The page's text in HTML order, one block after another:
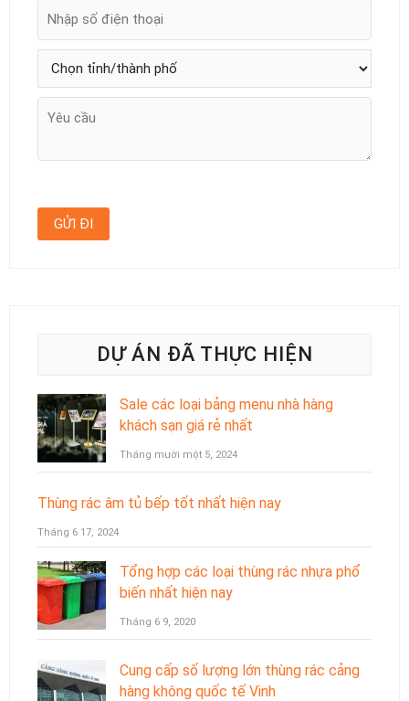
DỰ ÁN ĐÃ THỰC HIỆN
Sale các loại bảng menu nhà hàng
khách sạn giá rẻ nhất
Tháng mười một 5, 2024
Thùng rác âm tủ bếp tốt nhất hiện nay
Tháng 6 17, 2024
Tổng hợp các loại thùng rác nhựa phổ
biến nhất hiện nay
Tháng 6 9, 2020
Cung cấp số lượng lớn thùng rác cảng
hàng không quốc tế Vinh